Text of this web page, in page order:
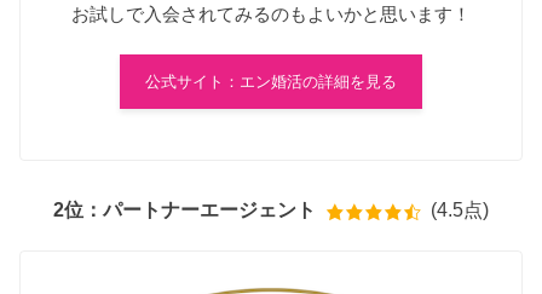
お試しで入会されてみるのもよいかと思います！
公式サイト：エン婚活の詳細を見る
2位：パートナーエージェント (4.5点)